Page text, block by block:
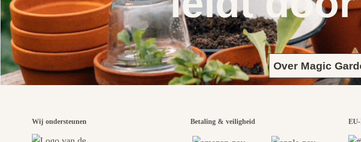
Over Magic
Wij ondersteunen Betaling & veiligheid